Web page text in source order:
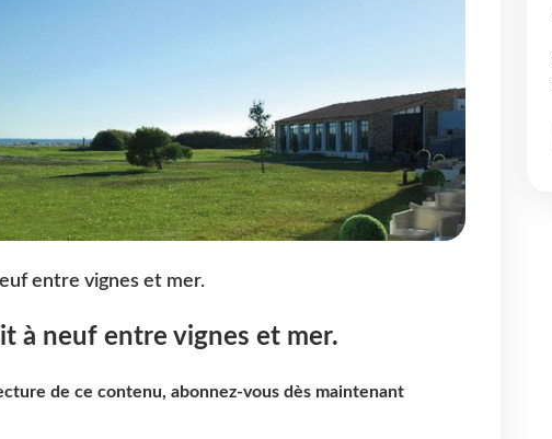
entre vignes et mer.
à neuf entre vignes et mer.
de ce contenu, abonnez-vous dès maintenant